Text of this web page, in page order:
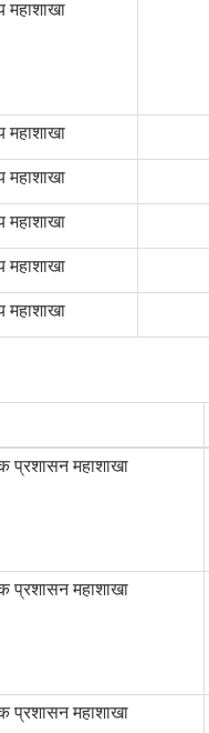
महाशाखा
महाशाखा
महाशाखा
महाशाखा
महाशाखा
महाशाखा
प्रशासन महाशाखा
प्रशासन महाशाखा
प्रशासन महाशाखा